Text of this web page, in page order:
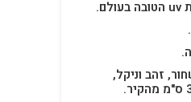
זהב וניקל,